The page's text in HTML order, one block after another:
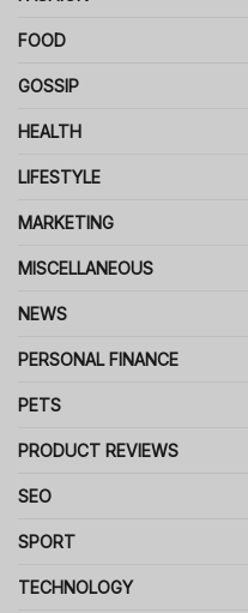
FOOD
GOSSIP
HEALTH
LIFESTYLE
MARKETING
MISCELLANEOUS
NEWS
PERSONAL FINANCE
PETS
PRODUCT REVIEWS
SEO
SPORT
TECHNOLOGY